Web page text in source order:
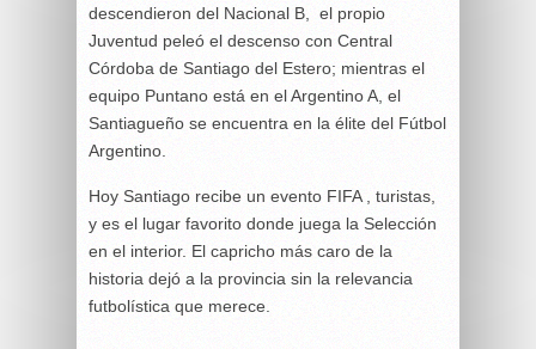
descendieron del Nacional B, el propio
Juventud peleó el descenso con Central
Córdoba de Santiago del Estero; mientras el
equipo Puntano está en el Argentino A, el
Santiagueño se encuentra en la élite del Fútbol
Argentino.
Hoy Santiago recibe un evento FIFA , turistas,
y es el lugar favorito donde juega la Selección
en el interior. El capricho más caro de la
historia dejó a la provincia sin la relevancia
futbolística que merece.